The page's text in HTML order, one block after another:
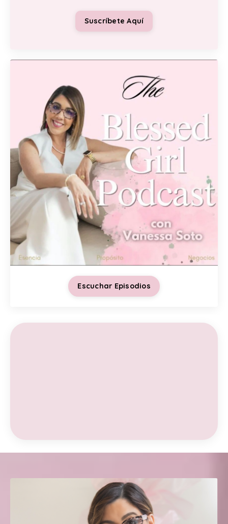
Suscríbete Aquí
Escuchar Episodios